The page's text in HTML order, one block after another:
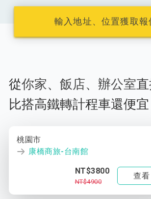
輸入地址、位置獲取
從你家、 飯店、 辦公室
比搭高鐵轉計程車還便宜
桃園市
康橋商旅-台南館
NT$3800
NT$4900
查看